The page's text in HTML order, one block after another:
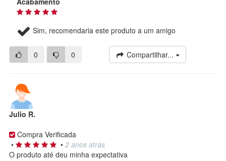
Sim, recomendaria este produto a um amigo
0 0 Compartilhar...
Julio R.
Compra Verificada
•
• 2 anos atrás
O produto até deu minha expectativa